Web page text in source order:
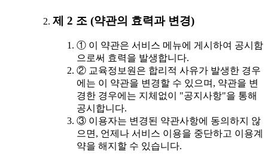
제 2 조 (약관의 효력과 변경)
① 이 약관은 서비스 메뉴에 게시하여 공시함
으로써 효력을 발생합니다.
② 교육정보원은 합리적 사유가 발생한 경우
에는 이 약관을 변경할 수 있으며, 약관을 변
경한 경우에는 지체없이 "공지사항"을 통해
공시합니다.
③ 이용자는 변경된 약관사항에 동의하지 않
으면, 언제나 서비스 이용을 중단하고 이용계
약을 해지할 수 있습니다.